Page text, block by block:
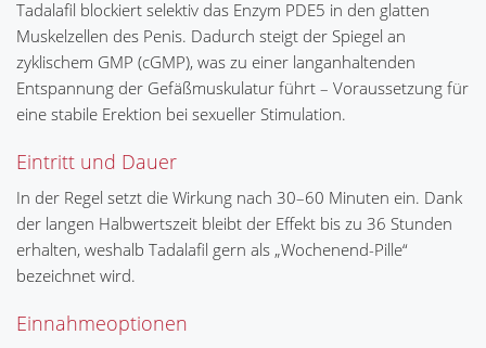
Tadalafil blockiert selektiv das Enzym PDE5 in den glatten
Muskelzellen des Penis. Dadurch steigt der Spiegel an
zyklischem GMP (cGMP), was zu einer langanhaltenden
Entspannung der Gefäßmuskulatur führt – Voraussetzung für
eine stabile Erektion bei sexueller Stimulation.
Eintritt und Dauer
In der Regel setzt die Wirkung nach 30–60 Minuten ein. Dank
der langen Halbwertszeit bleibt der Effekt bis zu 36 Stunden
erhalten, weshalb Tadalafil gern als „Wochenend-Pille“
bezeichnet wird.
Einnahmeoptionen